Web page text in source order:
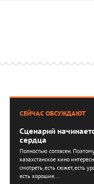
СЕЙЧАС ОБСУЖДАЮТ
Сценарий
сердца
Полностью согласен.
казахстанское кино
смотреть, есть сюжет, есть
есть хорошие...